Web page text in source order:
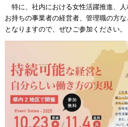
特に、社内における女性活躍推進、
お持ちの事業者の経営者、管理職の方
となりますので、ぜひご参加ください。